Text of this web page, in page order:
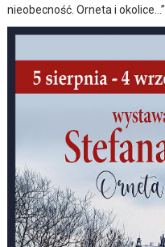
nieobecność. Orneta i okolice…”